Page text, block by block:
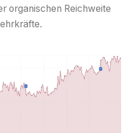
organischen Reichweite